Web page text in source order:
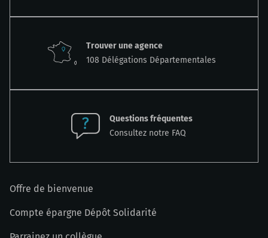
Trouver une agence
108 Délégations Départementales
Questions fréquentes
Consultez notre FAQ
Offre de bienvenue
Compte épargne Dépôt Solidarité